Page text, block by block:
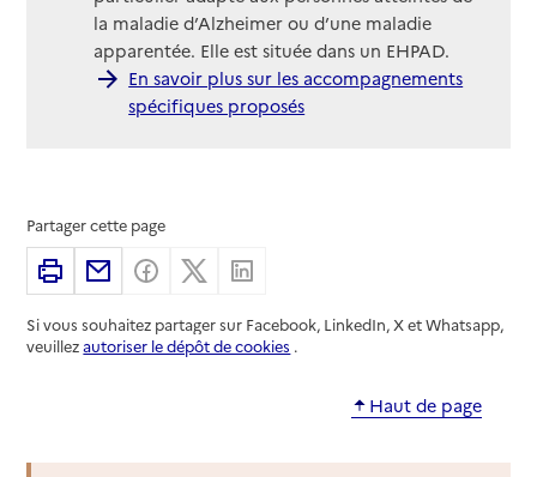
la maladie d’Alzheimer ou d’une maladie
apparentée. Elle est située dans un EHPAD.
En savoir plus sur les accompagnements
spécifiques proposés
Partager cette page
ImprimerPartager par email
Partager sur Facebook
Partager sur X
Si vous souhaitez partager sur Facebook, LinkedIn, X et Whatsapp,
veuillezautoriser le dépôt de cookies .
Haut de page